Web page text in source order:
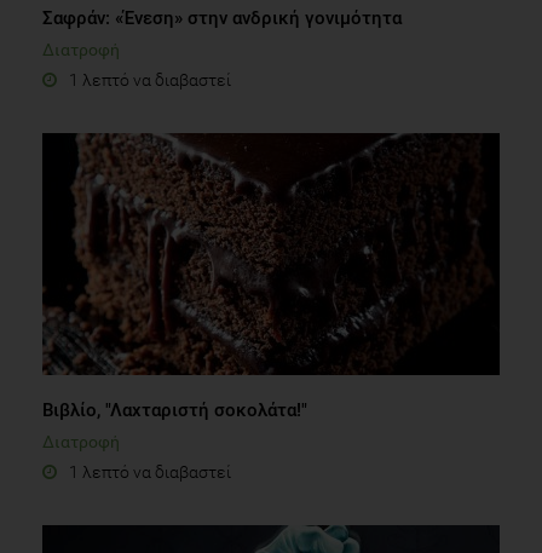
Σαφράν: «Ένεση» στην ανδρική γονιμότητα
Διατροφή
1 λεπτό να διαβαστεί
Βιβλίο, "Λαχταριστή σοκολάτα!"
Διατροφή
1 λεπτό να διαβαστεί